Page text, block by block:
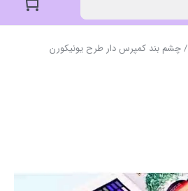
/ چشم بند کمپرس دار طرح یونیکورن